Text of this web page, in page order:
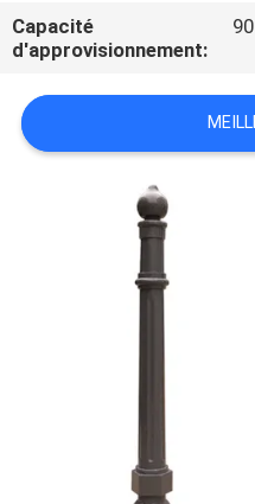
CONTRÔLE
DE
LA
CONTACTER
NOUVELLES
DEMANDEZ
UN DEVIS
Capacité
d'approvisionnement: